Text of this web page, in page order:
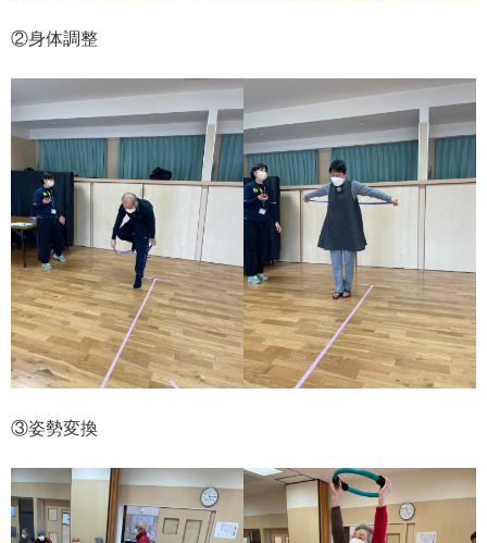
②身体調整
③姿勢変換